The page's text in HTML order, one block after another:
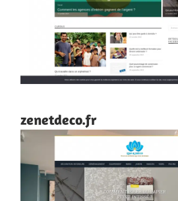
zenetdeco.fr